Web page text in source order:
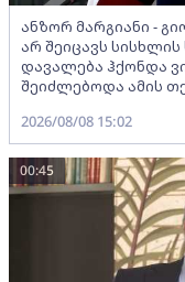
ანზორ მარგიანი -
არ შეიცავს
დავალება ჰქონდა
შეიძლებოდა ამის
2026/08/08 15:02
00:45